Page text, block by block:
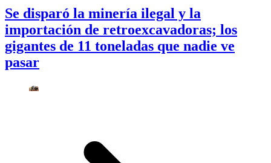
Se disparó la minería ilegal y la
importación de retroexcavadoras; los
gigantes de 11 toneladas que nadie ve
pasar